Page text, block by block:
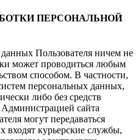
ПЕРСОНАЛЬНОЙ
Пользователя ничем не
может проводиться любым
способом. В частности,
персональных данных,
либо без средств
сайта
могут передаваться
входят курьерские службы,